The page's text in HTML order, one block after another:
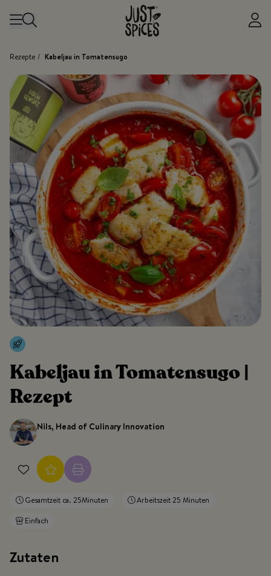
Rezepte / Kabeljau in Tomatensugo
Kabeljau in Tomatensugo |
Rezept
Nils, Head of Culinary Innovation
Gesamtzeit ca. 25Minuten
Arbeitszeit 25 Minuten
Einfach
Zutaten